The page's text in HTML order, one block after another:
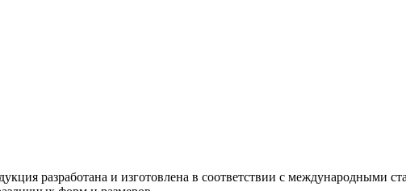
разработана и изготовлена в соответствии с международными